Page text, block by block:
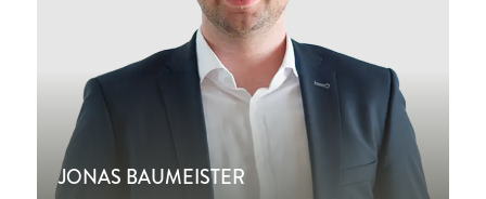
JONAS BAUMEISTER